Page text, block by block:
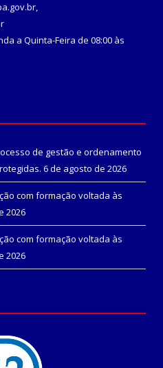
a Quinta-Feira de 08:00 às
de gestão e ordenamento
6 de agosto de 2026
com formação voltada às
2026
com formação voltada às
2026